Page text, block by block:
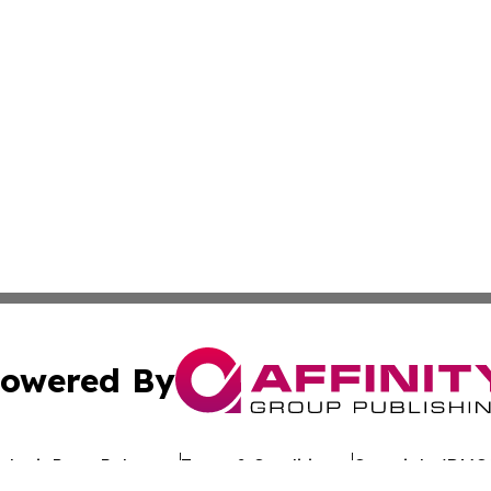
By
Press Release Terms & Conditions Copyright/